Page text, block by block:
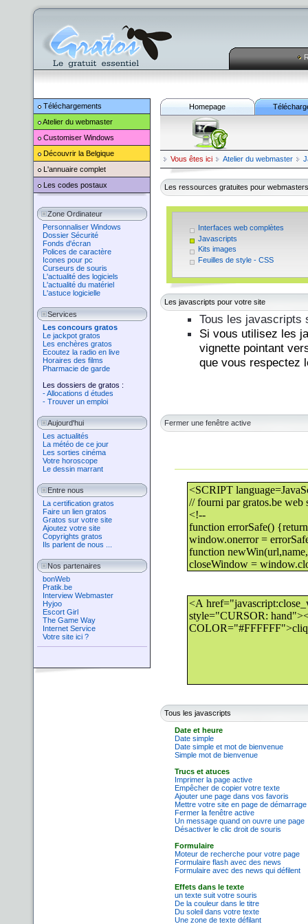
Téléchargements
Atelier du webmaster
Customiser Windows
Découvrir la Belgique
L'annuaire complet
Les codes postaux
Zone Ordinateur
Personnaliser Windows
Dossier Sécurité
Fonds d'écran
Polices de caractère
Icones pour pc
Curseurs de souris
L'actualité des logiciels
L'actualité du matériel
L'astuce logicielle
Services
Les concours gratos
Le jackpot gratos
Les enchères gratos
Ecoutez la radio en live
Horaires des films
Pharmacie de garde
Les dossiers de gratos :
- Allocations d études
- Trouver un emploi
Aujourd'hui
Les actualités
La météo de ce jour
Les sorties cinéma
Votre horoscope
Le dessin marrant
Entre nous
La certification gratos
Faire un lien gratos
Gratos sur votre site
Ajoutez votre site
Copyrights gratos
Ils parlent de nous ...
Nos partenaires
bonWeb
Pratik.be
Interview Webmaster
Hyjoo
Escort Girl
The Game Way
Internet Service
Votre site ici ?
Homepage
Vous êtes ici Atelier du webmaster
Les ressources gratuites pour webmasters
Interfaces web complètes
Javascripts
Kits images
Feuilles de style - CSS
Les javascripts pour votre site
Tous les javascripts
Si vous utilisez les
vignette pointant
que vous respectez
Fermer une fenêtre active
Tous les javascripts
Date et heure
Date simple
Date simple et mot de bienvenue
Simple mot de bienvenue
Trucs et atuces
Imprimer la page active
Empêcher de copier votre texte
Ajouter une page dans vos favoris
Mettre votre site en page de démarrage
Fermer la fenêtre active
Un message quand on ouvre une page
Désactiver le clic droit de souris
Formulaire
Moteur de recherche pour votre page
Formulaire flash avec des news
Formulaire avec des news qui défilent
Effets dans le texte
un texte suit votre souris
De la couleur dans le titre
Du soleil dans votre texte
Une zone de texte défilant